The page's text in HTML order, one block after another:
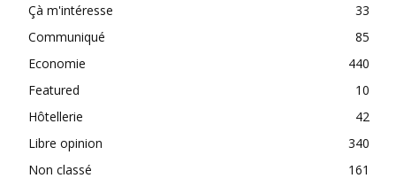
Çà m'intéresse
33
Communiqué
85
Economie
440
Featured
10
Hôtellerie
42
Libre opinion
340
Non classé
161